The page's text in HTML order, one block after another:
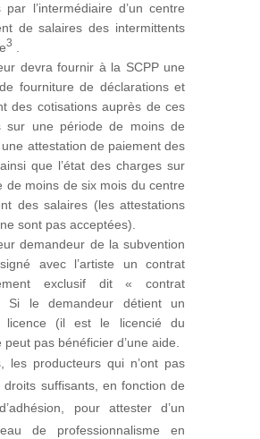
par l’intermédiaire d’un centre
de salaires des intermittents
3 .
devra fournir à la SCPP une
fourniture de déclarations et
des c​​otisations auprès de ces
sur une période de moins de
attestation de paiement des
que l’état des charges sur
de moins de six mois du centre
des salaires (les attestations
sont pas acceptées).
demandeur de la subvention
avec l’artiste un contrat
exclusif dit « contrat
Si le demandeur détient un
licence (il est le licencié du
peut pas bénéficier d’une aide.
les producteurs qui n’ont pas
droits suffisants, en fonction de
pour attester d’un
de professionnalisme en